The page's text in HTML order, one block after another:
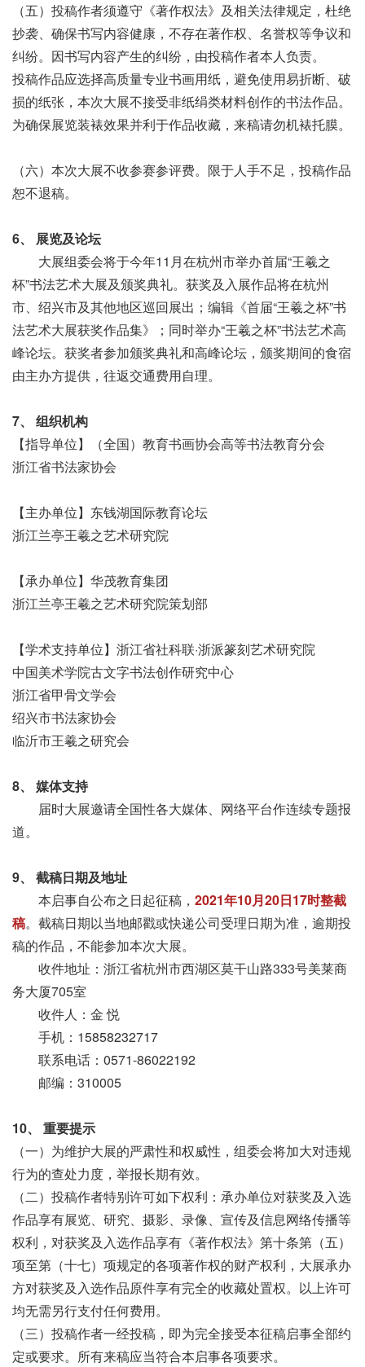
（五）投稿作者须遵守《著作权法》及相关法律规定，杜绝
抄袭、确保书写内容健康，不存在著作权、名誉权等争议和
纠纷。因书写内容产生的纠纷，由投稿作者本人负责。
投稿作品应选择高质量专业书画用纸，避免使用易折断、破
损的纸张，本次大展不接受非纸绢类材料创作的书法作品。
为确保展览装裱效果并利于作品收藏，来稿请勿机裱托膜。
（六）本次大展不收参赛参评费。限于人手不足，投稿作品
恕不退稿。
6、 展览及论坛
大展组委会将于今年11月在杭州市举办首届“王羲之
杯”书法艺术大展及颁奖典礼。获奖及入展作品将在杭州
市、绍兴市及其他地区巡回展出；编辑《首届“王羲之杯”书
法艺术大展获奖作品集》；同时举办“王羲之杯”书法艺术高
峰论坛。获奖者参加颁奖典礼和高峰论坛，颁奖期间的食宿
由主办方提供，往返交通费用自理。
7、 组织机构
【指导单位】（全国）教育书画协会高等书法教育分会
浙江省书法家协会
【主办单位】东钱湖国际教育论坛
浙江兰亭王羲之艺术研究院
【承办单位】华茂教育集团
浙江兰亭王羲之艺术研究院策划部
【学术支持单位】浙江省社科联·浙派篆刻艺术研究院
中国美术学院古文字书法创作研究中心
浙江省甲骨文学会
绍兴市书法家协会
临沂市王羲之研究会
8、 媒体支持
届时大展邀请全国性各大媒体、网络平台作连续专题报
道。
9、 截稿日期及地址
本启事自公布之日起征稿， 2021年10月20日17时整截
稿。截稿日期以当地邮戳或快递公司受理日期为准，逾期投
稿的作品，不能参加本次大展。
收件地址：浙江省杭州市西湖区莫干山路333号美莱商
务大厦705室
收件人：金 悦
手机：15858232717
联系电话：0571-86022192
邮编：310005
10、 重要提示
（一）为维护大展的严肃性和权威性，组委会将加大对违规
行为的查处力度，举报长期有效。
（二）投稿作者特别许可如下权利：承办单位对获奖及入选
作品享有展览、研究、摄影、录像、宣传及信息网络传播等
权利，对获奖及入选作品享有《著作权法》第十条第（五）
项至第（十七）项规定的各项著作权的财产权利，大展承办
方对获奖及入选作品原件享有完全的收藏处置权。以上许可
均无需另行支付任何费用。
（三）投稿作者一经投稿，即为完全接受本征稿启事全部约
定或要求。所有来稿应当符合本启事各项要求。